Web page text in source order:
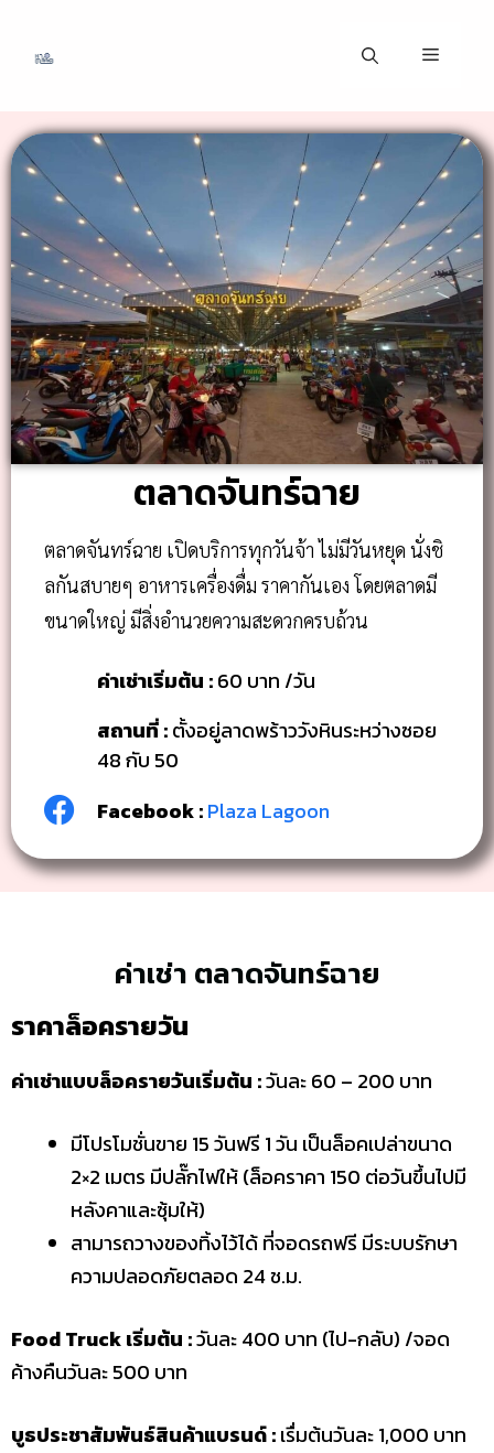
ตลาดจันทร์ฉาย
ตลาดจันทร์ฉาย เปิดบริการทุกวันจ้า ไม่มีวันหยุด นั่งชิ
ลกันสบายๆ อาหารเครื่องดื่ม ราคากันเอง โดยตลาดมี
ขนาดใหญ่ มีสิ่งอำนวยความสะดวกครบถ้วน
ค่าเช่าเริ่มต้น :60 บาท /วัน
สถานที่ :ตั้งอยู่ลาดพร้าววังหินระหว่างซอย
48 กับ 50
Facebook :Plaza Lagoon
ค่าเช่า ตลาดจันทร์ฉาย
ราคาล็อครายวัน
ค่าเช่าแบบล็อครายวันเริ่มต้น :วันละ 60 – 200 บาท
มีโปรโมชั่นขาย 15 วันฟรี 1 วัน เป็นล็อคเปล่าขนาด
2×2 เมตร มีปลั๊กไฟให้ (ล็อคราคา 150 ต่อวันขึ้นไปมี
หลังคาและซุ้มให้)
สามารถวางของทิ้งไว้ได้ ที่จอดรถฟรี มีระบบรักษา
ความปลอดภัยตลอด 24 ช.ม.
Food Truck เริ่มต้น :วันละ 400 บาท (ไป-กลับ) /จอด
ค้างคืนวันละ 500 บาท
บูธประชาสัมพันธ์สินค้าแบรนด์ :เรื่มต้นวันละ 1,000 บาท